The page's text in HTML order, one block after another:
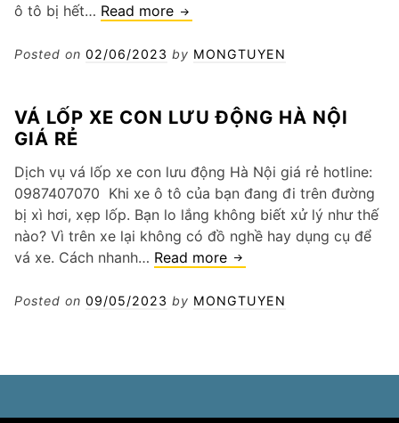
ô tô bị hết… Read more Kích
ắc
tô
Xuân
Posted on 02/06/2023 by MONGTUYEN
VÁ LỐP XE CON LƯU ĐỘNG HÀ NỘI
GIÁ RẺ
Dịch vụ vá lốp xe con lưu động Hà Nội giá rẻ hotline:
0987407070 Khi xe ô tô của bạn đang đi trên đường
bị xì hơi, xẹp lốp. Bạn lo lắng không biết xử lý như thế
nào? Vì trên xe lại không có đồ nghề hay dụng cụ để
vá xe. Cách nhanh… Read more Vá
xe
Posted on 09/05/2023 by MONGTUYEN